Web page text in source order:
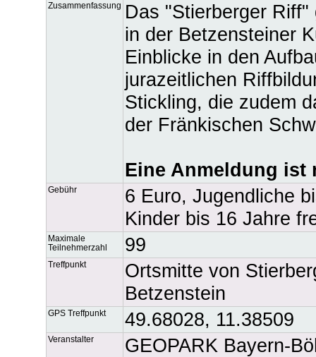
Zusammenfassung
Das "Stierberger
in der Betzensteiner
Einblicke in den
jurazeitlichen
Stickling, die zudem
der Fränkischen
Eine Anmeldung
Gebühr
6 Euro, Jugendliche
Kinder bis 16 Jahre
Maximale
Teilnehmerzahl
99
Treffpunkt
Ortsmitte von
Betzenstein
GPS Treffpunkt 49.68028, 11.38509
Veranstalter GEOPARK Bayern-